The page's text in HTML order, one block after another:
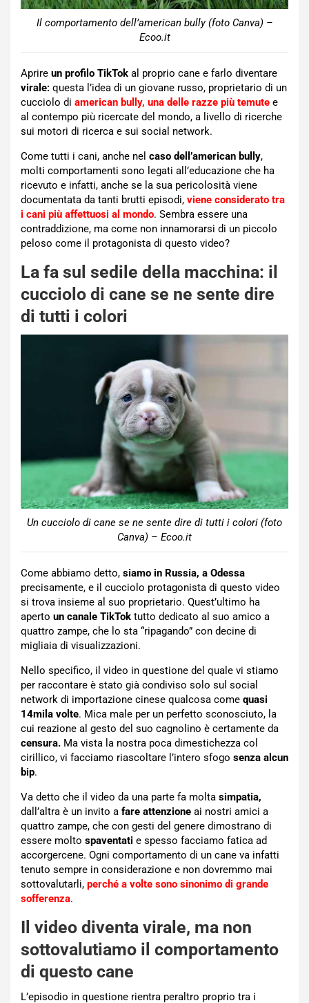
Il comportamento dell’american bully (foto Canva) –
Ecoo.it
Aprire un profilo TikTok al proprio cane e farlo diventare
virale: questa l’idea di un giovane russo, proprietario di un
cucciolo di american bully, una delle razze più temute e
al contempo più ricercate del mondo, a livello di ricerche
sui motori di ricerca e sui social network.
Come tutti i cani, anche nel caso dell’american bully,
molti comportamenti sono legati all’educazione che ha
ricevuto e infatti, anche se la sua pericolosità viene
documentata da tanti brutti episodi, viene considerato tra
i cani più affettuosi al mondo. Sembra essere una
contraddizione, ma come non innamorarsi di un piccolo
peloso come il protagonista di questo video?
La fa sul sedile della macchina: il
cucciolo di cane se ne sente dire
di tutti i colori
Un cucciolo di cane se ne sente dire di tutti i colori (foto
Canva) – Ecoo.it
Come abbiamo detto, siamo in Russia, a Odessa
precisamente, e il cucciolo protagonista di questo video
si trova insieme al suo proprietario. Quest’ultimo ha
aperto un canale TikTok tutto dedicato al suo amico a
quattro zampe, che lo sta “ripagando” con decine di
migliaia di visualizzazioni.
Nello specifico, il video in questione del quale vi stiamo
per raccontare è stato già condiviso solo sul social
network di importazione cinese qualcosa come quasi
14mila volte. Mica male per un perfetto sconosciuto, la
cui reazione al gesto del suo cagnolino è certamente da
censura. Ma vista la nostra poca dimestichezza col
cirillico, vi facciamo riascoltare l’intero sfogo senza alcun
bip.
Va detto che il video da una parte fa molta simpatia,
dall’altra è un invito a fare attenzione ai nostri amici a
quattro zampe, che con gesti del genere dimostrano di
essere molto spaventati e spesso facciamo fatica ad
accorgercene. Ogni comportamento di un cane va infatti
tenuto sempre in considerazione e non dovremmo mai
sottovalutarli, perché a volte sono sinonimo di grande
sofferenza.
Il video diventa virale, ma non
sottovalutiamo il comportamento
di questo cane
L’episodio in questione rientra peraltro proprio tra i